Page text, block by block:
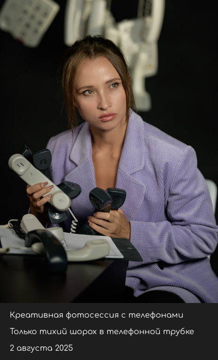
Креативная фотосессия с телефонами
Только тихий шорох в телефонной трубке
2 августа 2025